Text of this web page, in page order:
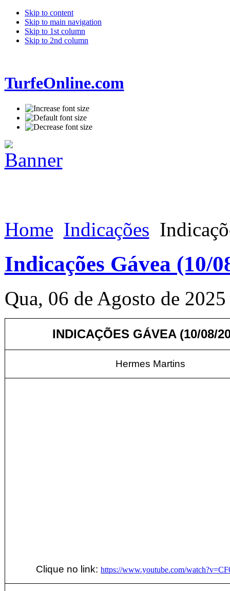
Skip to content
Skip to main navigation
Skip to 1st column
Skip to 2nd column
TurfeOnline.com
Home Indicações
Indicações Gávea (10/
Qua, 06 de Agosto de
INDICAÇÕES GÁVEA (10/08/
Hermes Martins
Clique no link: https://www.youtube.com/